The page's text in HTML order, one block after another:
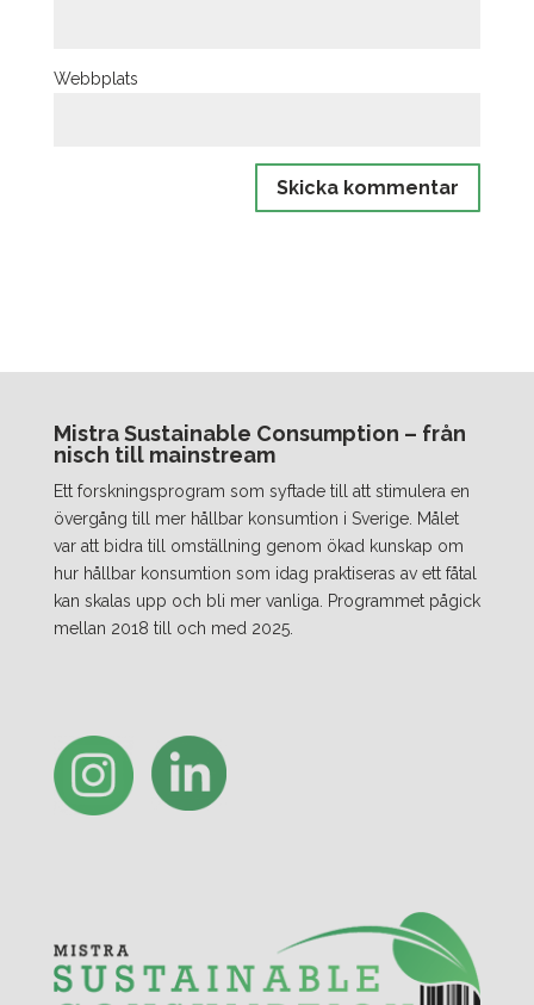
Webbplats
Mistra Sustainable Consumption – från
nisch till mainstream
Ett forskningsprogram som syftade till att stimulera en
övergång till mer hållbar konsumtion i Sverige. Målet
var att bidra till omställning genom ökad kunskap om
hur hållbar konsumtion som idag praktiseras av ett fåtal
kan skalas upp och bli mer vanliga. Programmet pågick
mellan 2018 till och med 2025.